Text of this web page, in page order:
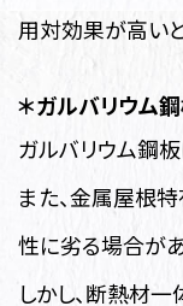
用対効果が高い
＊ガルバリウム
ガルバリウム鋼
また、金属屋根
性に劣る場合があ
しかし、断熱材